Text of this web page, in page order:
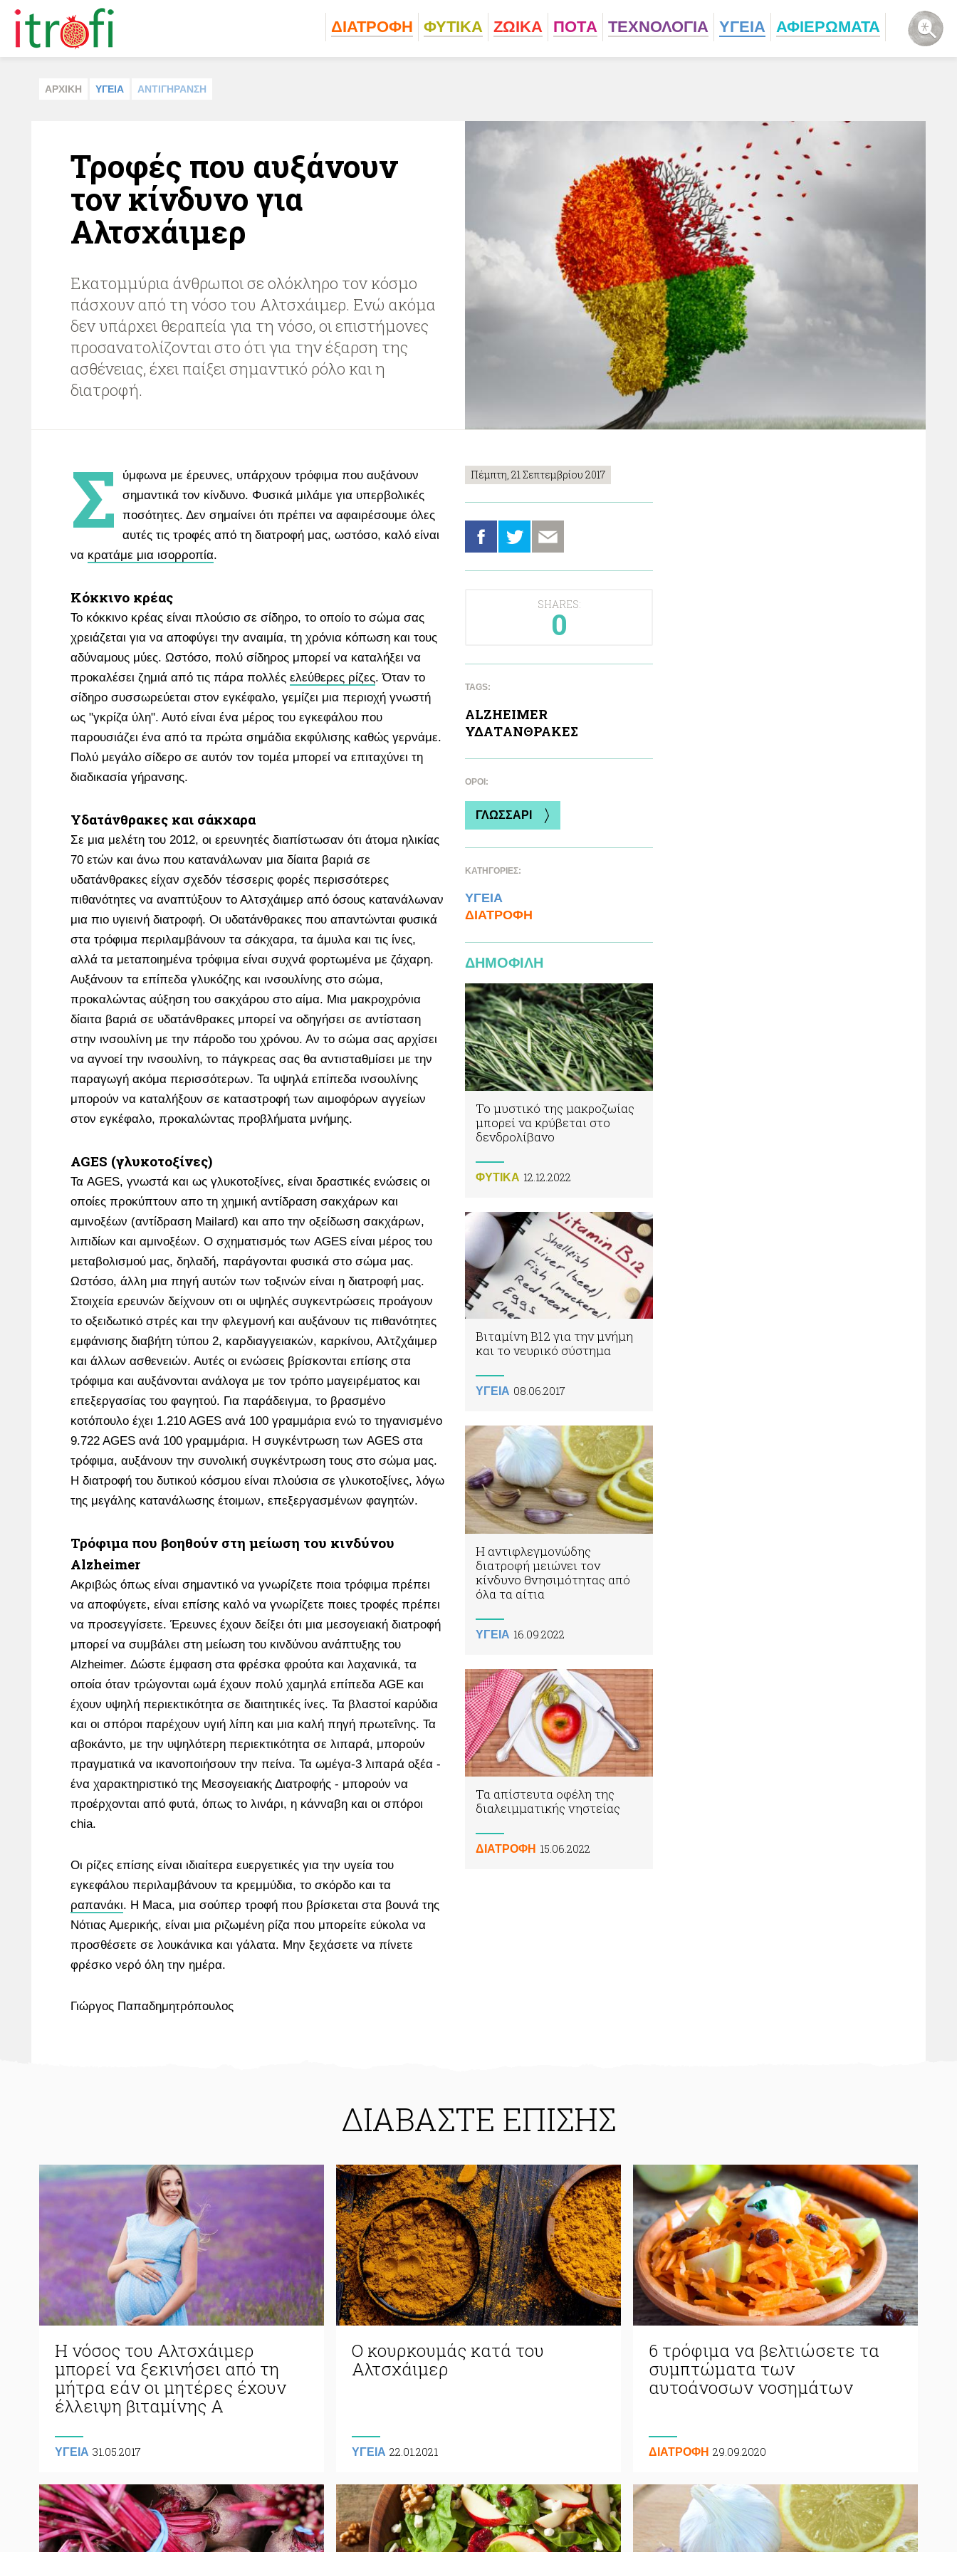
ΔΙΑΤΡΟΦΗ ΦΥΤΙΚA ΖΩΙΚA ΠΟΤA ΤΕΧΝΟΛΟΓΙΑ ΥΓΕΙΑ ΑΦΙΕΡΩΜΑΤΑ
ΑΡΧΙΚΗ ΥΓΕΙΑ ΑΝΤΙΓΗΡΑΝΣΗ
Τροφές που αυξάνουν
τον κίνδυνο για
Αλτσχάιμερ
Εκατομμύρια άνθρωποι σε ολόκληρο τον κόσμο
πάσχουν από τη νόσο του Αλτσχάιμερ. Ενώ ακόμα
δεν υπάρχει θεραπεία για τη νόσο, οι επιστήμονες
προσανατολίζονται στο ότι για την έξαρση της
ασθένειας, έχει παίξει σημαντικό ρόλο και η
διατροφή.
Πέμπτη, 21 Σεπτεμβρίου 2017
SHARES:
0
Σ
ύμφωνα με έρευνες, υπάρχουν τρόφιμα που αυξάνουν
σημαντικά τον κίνδυνο. Φυσικά μιλάμε για υπερβολικές
ποσότητες. Δεν σημαίνει ότι πρέπει να αφαιρέσουμε όλες
αυτές τις τροφές από τη διατροφή μας, ωστόσο, καλό είναι
να κρατάμε μια ισορροπία.
Κόκκινο κρέας
Το κόκκινο κρέας είναι πλούσιο σε σίδηρο, το οποίο το σώμα σας
χρειάζεται για να αποφύγει την αναιμία, τη χρόνια κόπωση και τους
αδύναμους μύες. Ωστόσο, πολύ σίδηρος μπορεί να καταλήξει να
προκαλέσει ζημιά από τις πάρα πολλές ελεύθερες ρίζες. Όταν το
σίδηρο συσσωρεύεται στον εγκέφαλο, γεμίζει μια περιοχή γνωστή
ως "γκρίζα ύλη". Αυτό είναι ένα μέρος του εγκεφάλου που
παρουσιάζει ένα από τα πρώτα σημάδια εκφύλισης καθώς γερνάμε.
Πολύ μεγάλο σίδερο σε αυτόν τον τομέα μπορεί να επιταχύνει τη
διαδικασία γήρανσης.
Yδατάνθρακες και σάκχαρα
Σε μια μελέτη του 2012, οι ερευνητές διαπίστωσαν ότι άτομα ηλικίας
70 ετών και άνω που κατανάλωναν μια δίαιτα βαριά σε
υδατάνθρακες είχαν σχεδόν τέσσερις φορές περισσότερες
πιθανότητες να αναπτύξουν το Αλτσχάιμερ από όσους κατανάλωναν
μια πιο υγιεινή διατροφή. Οι υδατάνθρακες που απαντώνται φυσικά
στα τρόφιμα περιλαμβάνουν τα σάκχαρα, τα άμυλα και τις ίνες,
αλλά τα μεταποιημένα τρόφιμα είναι συχνά φορτωμένα με ζάχαρη.
Αυξάνουν τα επίπεδα γλυκόζης και ινσουλίνης στο σώμα,
προκαλώντας αύξηση του σακχάρου στο αίμα. Μια μακροχρόνια
δίαιτα βαριά σε υδατάνθρακες μπορεί να οδηγήσει σε αντίσταση
στην ινσουλίνη με την πάροδο του χρόνου. Αν το σώμα σας αρχίσει
να αγνοεί την ινσουλίνη, το πάγκρεας σας θα αντισταθμίσει με την
παραγωγή ακόμα περισσότερων. Τα υψηλά επίπεδα ινσουλίνης
μπορούν να καταλήξουν σε καταστροφή των αιμοφόρων αγγείων
στον εγκέφαλο, προκαλώντας προβλήματα μνήμης.
AGES (γλυκοτοξίνες)
Τα AGES, γνωστά και ως γλυκοτοξίνες, είναι δραστικές ενώσεις οι
οποίες προκύπτουν απο τη χημική αντίδραση σακχάρων και
αμινοξέων (αντίδραση Mailard) και απο την οξείδωση σακχάρων,
λιπιδίων και αμινοξέων. Ο σχηματισμός των AGES είναι μέρος του
μεταβολισμού μας, δηλαδή, παράγονται φυσικά στο σώμα μας.
Ωστόσο, άλλη μια πηγή αυτών των τοξινών είναι η διατροφή μας.
Στοιχεία ερευνών δείχνουν οτι οι υψηλές συγκεντρώσεις προάγουν
το οξειδωτικό στρές και την φλεγμονή και αυξάνουν τις πιθανότητες
εμφάνισης διαβήτη τύπου 2, καρδιαγγειακών, καρκίνου, Αλτζχάιμερ
και άλλων ασθενειών. Αυτές οι ενώσεις βρίσκονται επίσης στα
τρόφιμα και αυξάνονται ανάλογα με τον τρόπο μαγειρέματος και
επεξεργασίας του φαγητού. Για παράδειγμα, το βρασμένο
κοτόπουλο έχει 1.210 ΑGES ανά 100 γραμμάρια ενώ το τηγανισμένο
9.722 ΑGES ανά 100 γραμμάρια. Η συγκέντρωση των AGES στα
τρόφιμα, αυξάνουν την συνολική συγκέντρωση τους στο σώμα μας.
Η διατροφή του δυτικού κόσμου είναι πλούσια σε γλυκοτοξίνες, λόγω
της μεγάλης κατανάλωσης έτοιμων, επεξεργασμένων φαγητών.
Τρόφιμα που βοηθούν στη μείωση του κινδύνου
Alzheimer
Ακριβώς όπως είναι σημαντικό να γνωρίζετε ποια τρόφιμα πρέπει
να αποφύγετε, είναι επίσης καλό να γνωρίζετε ποιες τροφές πρέπει
να προσεγγίσετε. Έρευνες έχουν δείξει ότι μια μεσογειακή διατροφή
μπορεί να συμβάλει στη μείωση του κινδύνου ανάπτυξης του
Alzheimer. Δώστε έμφαση στα φρέσκα φρούτα και λαχανικά, τα
οποία όταν τρώγονται ωμά έχουν πολύ χαμηλά επίπεδα AGE και
έχουν υψηλή περιεκτικότητα σε διαιτητικές ίνες. Τα βλαστοί καρύδια
και οι σπόροι παρέχουν υγιή λίπη και μια καλή πηγή πρωτεΐνης. Τα
αβοκάντο, με την υψηλότερη περιεκτικότητα σε λιπαρά, μπορούν
πραγματικά να ικανοποιήσουν την πείνα. Τα ωμέγα-3 λιπαρά οξέα -
ένα χαρακτηριστικό της Μεσογειακής Διατροφής - μπορούν να
προέρχονται από φυτά, όπως το λινάρι, η κάνναβη και οι σπόροι
chia.
Οι ρίζες επίσης είναι ιδιαίτερα ευεργετικές για την υγεία του
εγκεφάλου περιλαμβάνουν τα κρεμμύδια, το σκόρδο και τα
ραπανάκι. Η Maca, μια σούπερ τροφή που βρίσκεται στα βουνά της
Νότιας Αμερικής, είναι μια ριζωμένη ρίζα που μπορείτε εύκολα να
προσθέσετε σε λουκάνικα και γάλατα. Μην ξεχάσετε να πίνετε
φρέσκο νερό όλη την ημέρα.
Γιώργος Παπαδημητρόπουλος
TAGS:
ALZHEIMER
ΥΔΑΤAΝΘΡΑΚΕΣ
ΌΡΟΙ:
ΓΛΩΣΣΑΡΙ
ΚΑΤΗΓΟΡΙΕΣ:
ΥΓΕΙΑ
ΔΙΑΤΡΟΦΗ
ΔΗΜΟΦΙΛΗ
Το μυστικό της μακροζωίας
μπορεί να κρύβεται στο
δενδρολίβανο
ΦΥΤΙΚA 12.12.2022
Βιταμίνη Β12 για την μνήμη
και το νευρικό σύστημα
ΥΓΕΙΑ 08.06.2017
Η αντιφλεγμονώδης
διατροφή μειώνει τον
κίνδυνο θνησιμότητας από
όλα τα αίτια
ΥΓΕΙΑ 16.09.2022
Τα απίστευτα οφέλη της
διαλειμματικής νηστείας
ΔΙΑΤΡΟΦΗ 15.06.2022
ΔΙΑΒΑΣΤΕ ΕΠΙΣΗΣ
Η νόσος του Αλτσχάιμερ
μπορεί να ξεκινήσει από τη
μήτρα εάν οι μητέρες έχουν
έλλειψη βιταμίνης Α
ΥΓΕΙΑ 31.05.2017
Ο κουρκουμάς κατά του
Αλτσχάιμερ
ΥΓΕΙΑ 22.01.2021
6 τρόφιμα να βελτιώσετε τα
συμπτώματα των
αυτοάνοσων νοσημάτων
ΔΙΑΤΡΟΦΗ 29.09.2020